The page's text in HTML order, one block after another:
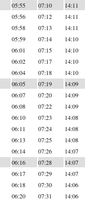
05:55 07:10 14:11
05:56 07:12 14:11
05:58 07:13 14:11
05:59 07:14 14:10
06:01 07:15 14:10
06:02 07:17 14:10
06:04 07:18 14:10
06:05 07:19 14:09
06:07 07:20 14:09
06:08 07:22 14:09
06:10 07:23 14:08
06:11 07:24 14:08
06:13 07:25 14:08
06:14 07:26 14:07
06:16 07:28 14:07
06:17 07:29 14:07
06:18 07:30 14:06
06:20 07:31 14:06